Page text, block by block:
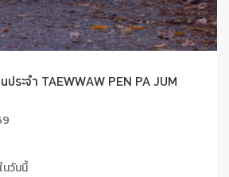
ระจำ TAEWWAW PEN PA JUM
นวันนี้